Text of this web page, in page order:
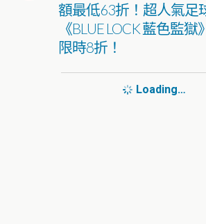
額最低63折！超人氣足
《BLUE LOCK 藍色監獄
限時8折！
Loading…